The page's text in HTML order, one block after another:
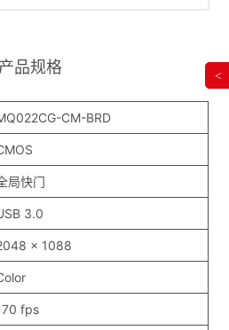
产品规格
CM-BRD
局快门
3.0
x 1088
fps
<